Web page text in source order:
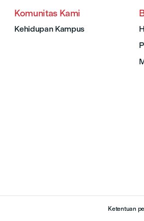
Komunitas Kami
Kehidupan Kampus
Ketentuan